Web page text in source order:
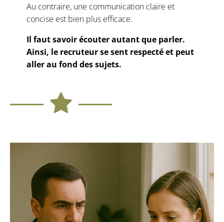
Au contraire, une communication claire et
concise est bien plus efficace.
Il faut savoir écouter autant que parler.
Ainsi, le recruteur se sent respecté et peut
aller au fond des sujets.